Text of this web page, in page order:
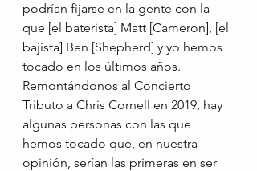
podrían fijarse en la gente con la
que [el baterista] Matt [Cameron], [el
bajista] Ben [Shepherd] y yo hemos
tocado en los últimos años.
Remontándonos al Concierto
Tributo a Chris Cornell en 2019, hay
algunas personas con las que
hemos tocado que, en nuestra
opinión, serían las primeras en ser